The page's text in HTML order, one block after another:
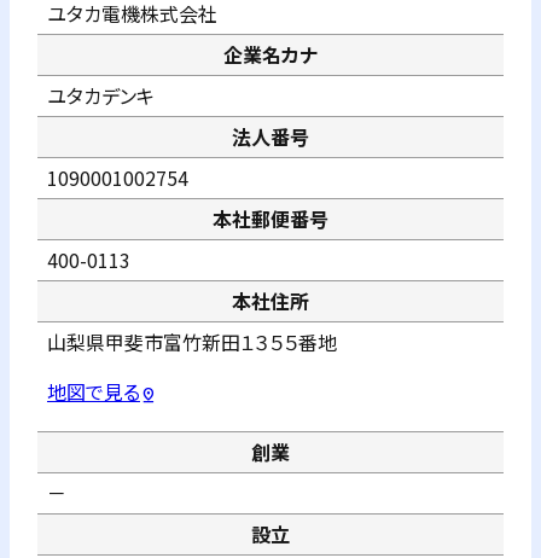
ユタカ電機株式会社
企業名カナ
ユタカデンキ
法人番号
1090001002754
本社郵便番号
400-0113
本社住所
山梨県甲斐市富竹新田１３５５番地
地図で見るpin_drop
創業
－
設立